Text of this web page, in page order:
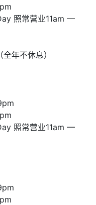
照常营业11am —
年不休息）
照常营业11am —